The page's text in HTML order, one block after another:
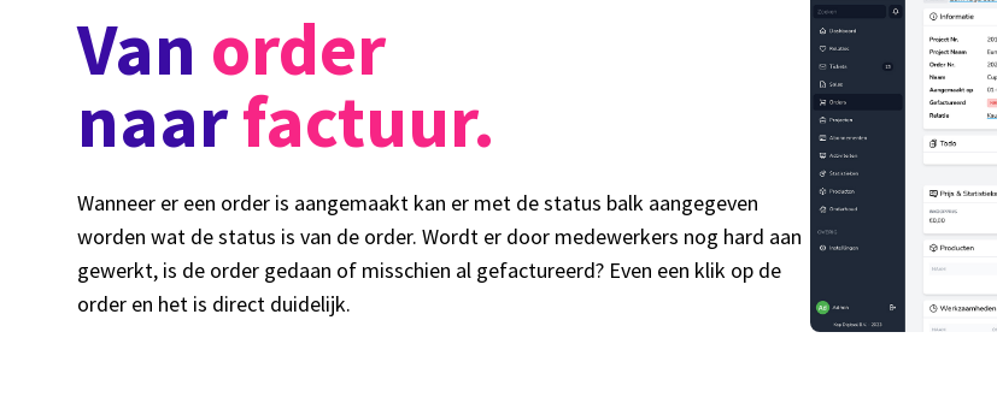
Van order
naarfactuur.
Wanneer er een order is aangemaakt kan er met de status balk aangegeven
worden wat de status is van de order. Wordt er door medewerkers nog hard aan
gewerkt, is de order gedaan of misschien al gefactureerd? Even een klik op de
order en het is direct duidelijk.